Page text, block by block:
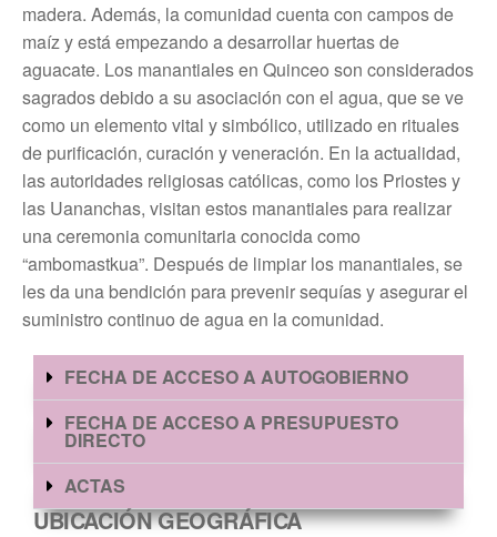
madera. Además, la comunidad cuenta con campos de
maíz y está empezando a desarrollar huertas de
aguacate. Los manantiales en Quinceo son considerados
sagrados debido a su asociación con el agua, que se ve
como un elemento vital y simbólico, utilizado en rituales
de purificación, curación y veneración. En la actualidad,
las autoridades religiosas católicas, como los Priostes y
las Uananchas, visitan estos manantiales para realizar
una ceremonia comunitaria conocida como
“ambomastkua”. Después de limpiar los manantiales, se
les da una bendición para prevenir sequías y asegurar el
suministro continuo de agua en la comunidad.
FECHA DE ACCESO A AUTOGOBIERNO
FECHA DE ACCESO A PRESUPUESTO
DIRECTO
ACTAS
UBICACIÓN GEOGRÁFICA